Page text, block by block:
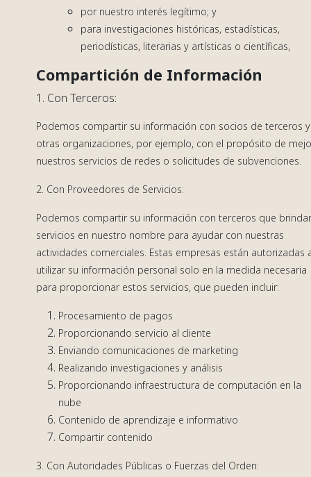
por nuestro interés legítimo; y
para investigaciones históricas, estadísticas,
periodísticas, literarias y artísticas o científicas,
Compartición de Información
1. Con Terceros:
Podemos compartir su información con socios de terceros y
otras organizaciones, por ejemplo, con el propósito de
nuestros servicios de redes o solicitudes de subvenciones.
2. Con Proveedores de Servicios:
Podemos compartir su información con terceros que
servicios en nuestro nombre para ayudar con nuestras
actividades comerciales. Estas empresas están autorizadas
utilizar su información personal solo en la medida necesaria
para proporcionar estos servicios, que pueden incluir:
Procesamiento de pagos
Proporcionando servicio al cliente
Enviando comunicaciones de marketing
Realizando investigaciones y análisis
Proporcionando infraestructura de computación en la
nube
Contenido de aprendizaje e informativo
Compartir contenido
3. Con Autoridades Públicas o Fuerzas del Orden: